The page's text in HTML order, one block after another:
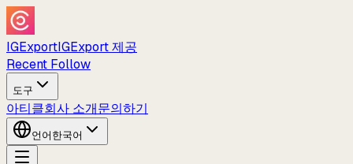
IGExportIGExport 제공
Recent Follow
도구
아티클회사 소개문의하기
언어 한국어